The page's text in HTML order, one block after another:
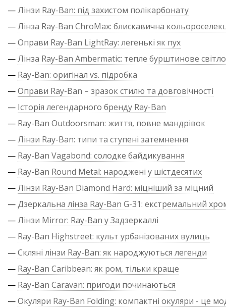
—Лінзи Ray-Ban: під захистом полікарбонату
—Лінза Ray-Ban ChroMax: блискавична
—Оправи Ray-Ban LightRay: легенькі як пух
—Лінза Ray-Ban Ambermatic: тепле бурштинове світло
— Ray-Ban: оригінал vs. підробка
—Оправи Ray-Ban – зразок стилю та довговічності
— Історія легендарного бренду Ray-Ban
— Ray-Ban Outdoorsman: життя, повне мандрівок
—Лінзи Ray-Ban: типи та ступені затемнення
— Ray-Ban Vagabond: солодке байдикування
— Ray-Ban Round Metal: народжені у шістдесятих
—Лінзи Ray-Ban Diamond Hard: міцніший за міцний
—Дзеркальна лінза Ray-Ban G-31: екстремальний
—Лінзи Mirror: Ray-Ban у Задзеркаллі
— Ray-Ban Highstreet: культ урбанізованих вулиць
—Скляні лінзи Ray-Ban: як народжуються легенди
— Ray-Ban Caribbean: як ром, тільки краще
— Ray-Ban Caravan: пригоди починаються
—Окуляри Ray-Ban Folding: компактні окуляри - це